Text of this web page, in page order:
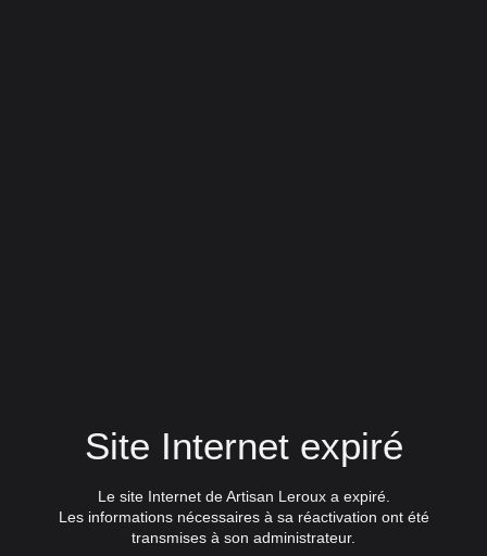
Site Internet expiré
Le site Internet de Artisan Leroux a expiré.
Les informations nécessaires à sa réactivation ont été
transmises à son administrateur.